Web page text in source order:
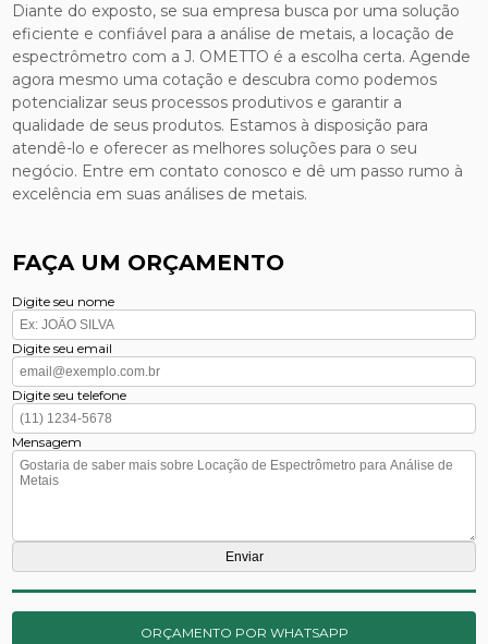
Diante do exposto, se sua empresa busca por uma solução
eficiente e confiável para a análise de metais, a locação de
espectrômetro com a J. OMETTO é a escolha certa. Agende
agora mesmo uma cotação e descubra como podemos
potencializar seus processos produtivos e garantir a
qualidade de seus produtos. Estamos à disposição para
atendê-lo e oferecer as melhores soluções para o seu
negócio. Entre em contato conosco e dê um passo rumo à
excelência em suas análises de metais.
FAÇA UM ORÇAMENTO
Digite seu nome
Digite seu email
Digite seu telefone
Mensagem
ORÇAMENTO POR WHATSAPP